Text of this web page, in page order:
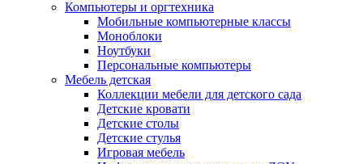
Компьютеры и оргтехника
Мобильные компьютерные классы
Моноблоки
Ноутбуки
Персональные компьютеры
Мебель детская
Коллекции мебели для детского сада
Детские кровати
Детские столы
Детские стулья
Игровая мебель